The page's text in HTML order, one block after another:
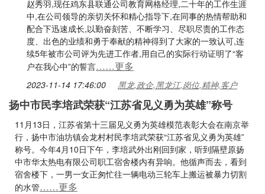
赵秀羽,现任鸡东县联通公司教育网格经理,二十年的工作生涯
中,在公司领导的亲切关怀和精心指导下,在同事的热情帮助和
配合下迅速成长,以勤奋刻苦、不断学习、尽职尽责的工作态
度、出色的业绩和勇于奉献的精神得到了大家的一致认可,连
续5年被市公司评为先进工作者,用自己的实际行动证明了“客
户在我心中”的誓言……更多
2023-11-14 17:46:00 黑龙,政企,黑龙江,岗位,精神,客户
扬中市民李培武荣获“江苏省见义勇为英雄”称号
11月13日，江苏省第十三届见义勇为英雄模范表彰大会在南京举
行，扬中市油坊镇会龙村村民李培武荣获“江苏省见义勇为英雄”
称号。今年4月10日下午，李培武外出刚回到家，听到隔壁原扬
中市华太热电有限公司职工宿舍楼内有异响。他循声而去，看到
宿舍楼下，一男一女正匆忙往一辆电动三轮车上搬运被暴力切割
的水管……更多